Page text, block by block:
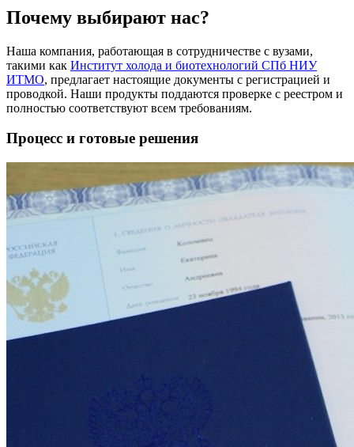
Почему выбирают нас?
Наша компания, работающая в сотрудничестве с вузами,
такими как Институт холода и биотехнологий СПб НИУ
ИТМО, предлагает настоящие документы с регистрацией и
проводкой. Наши продукты поддаются проверке с реестром и
полностью соответствуют всем требованиям.
Процесс и готовые решения